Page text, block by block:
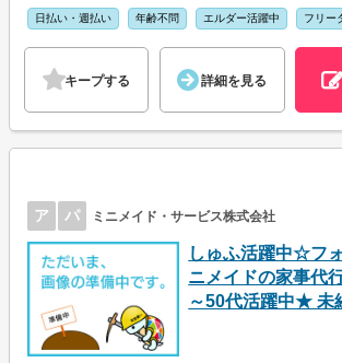
日払い・週払い 年齢不問 エルダー活躍中 フリー
キープする 詳細を見る
ア パ ミニメイド・サービス株式会社
しゅふ活躍中☆フ
ニメイドの家事代
～50代活躍中★ 未